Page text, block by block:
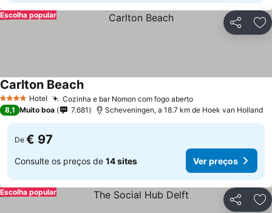
Partilhar
Escolha popular
4 EstrelasHotel Cozinha e bar Nomon com fogo aberto
Carlton Beach
8,1 Muito boa 7.681 Scheveningen, a 18.7 km de Hoek van Holland
De € 97
Consulte os preços de 14 sites Ver preços
Partilhar
Escolha popular